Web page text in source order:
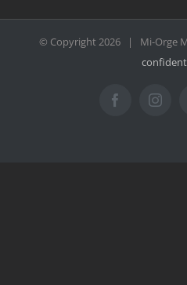
© Copyright2026 | Mi-Orge
Facebook